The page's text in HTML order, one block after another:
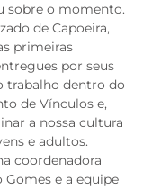
sobre o momento.
de Capoeira,
primeiras
por seus
trabalho dentro do
de Vínculos e,
a nossa cultura
e adultos.
coordenadora
Gomes e a equipe